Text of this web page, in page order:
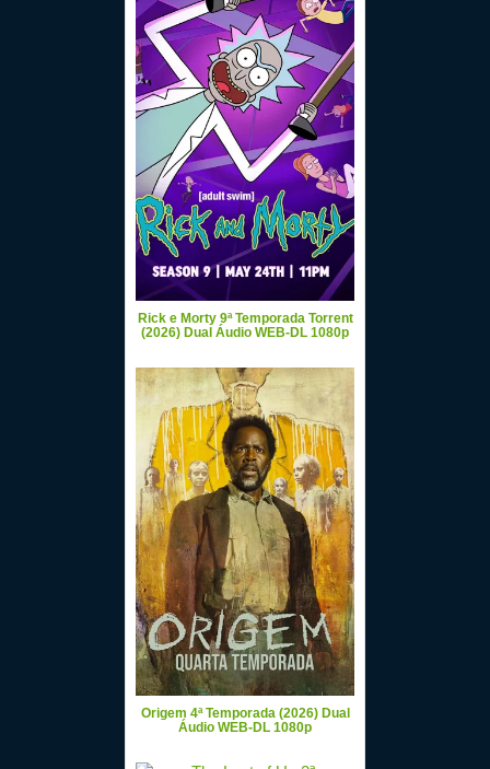
Rick e Morty 9ª Temporada Torrent
(2026) Dual Áudio WEB-DL 1080p
Origem 4ª Temporada (2026) Dual
Áudio WEB-DL 1080p